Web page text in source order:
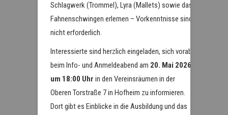
Schlagwerk (Trommel), Lyra (Mallets) sowie das
Fahnenschwingen erlernen – Vorkenntnisse sind
nicht erforderlich.
Interessierte sind herzlich eingeladen, sich vorab
beim Info- und Anmeldeabend am 20. Mai 2026
um 18:00 Uhr in den Vereinsräumen in der
Oberen Torstraße 7 in Hofheim zu informieren.
Dort gibt es Einblicke in die Ausbildung und das